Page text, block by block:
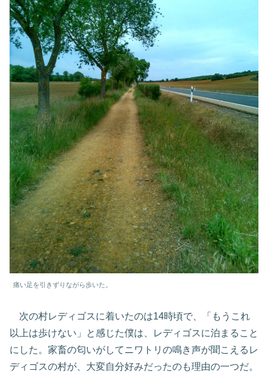
痛い足を引きずりながら歩いた。
次の村レディゴスに着いたのは14時頃で、「もうこれ
以上は歩けない」と感じた僕は、レディゴスに泊まること
にした。家畜の匂いがしてニワトリの鳴き声が聞こえるレ
ディゴスの村が、大変自分好みだったのも理由の一つだ。